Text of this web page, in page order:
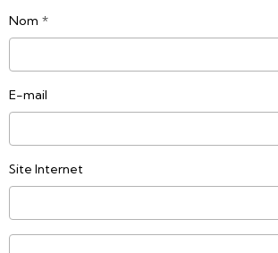
Nom
E-mail
Site Internet